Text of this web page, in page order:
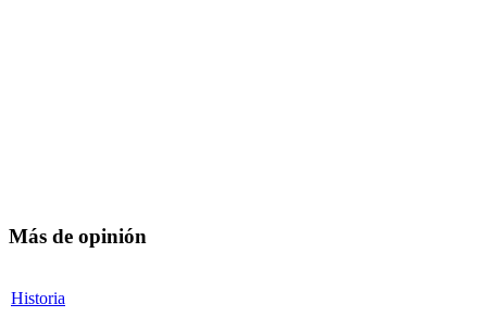
Más de opinión
Historia